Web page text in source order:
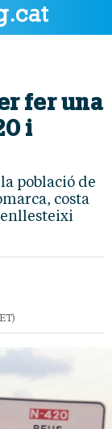
fer una
i
població de
costa